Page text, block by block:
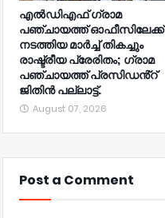
എൽഡിഎഫ് ഗ്രാമ
പഞ്ചായത്ത് ഓഫീസിലേക്ക്
നടത്തിയ മാർച്ച് തികച്ചും
രാഷ്ട്രീയ പ്രേരിതം; ഗ്രാമ
പഞ്ചായത്ത് പ്രസിഡൻ്റ്
ജിതിൻ പല്ലാട്ട്.
August 07, 2026
Post a Comment